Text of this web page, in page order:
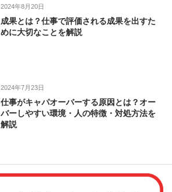
2024年8月20日
成果とは？仕事で評価される成果を出すた
めに大切なことを解説
2024年7月23日
仕事がキャパオーバーする原因とは？オー
バーしやすい環境・人の特徴・対処方法を
解説